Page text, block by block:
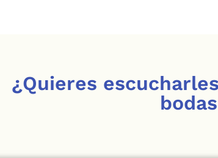
¿Quieres